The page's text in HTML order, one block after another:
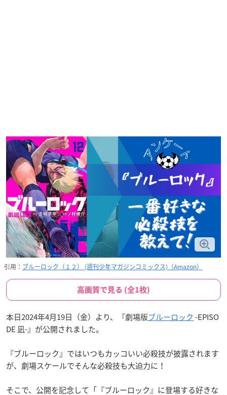
引用： ブルーロック（１２） (週刊少年マガジンコミックス)（Amazon）
高画質で見る (全1枚)
本日2024年4月19日（金）より、『劇場版ブルーロック -EPISO
DE 凪-』が公開されました。
『ブルーロック』ではいつもカッコいい必殺技が披露されます
が、劇場スケールでそんな必殺技も大迫力に！
そこで、公開を記念して「『ブルーロック』に登場する好きな